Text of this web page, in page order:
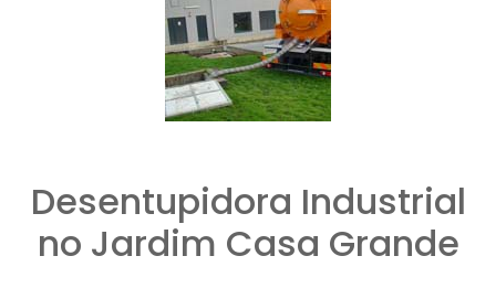
Desentupidora Industrial
no Jardim Casa Grande